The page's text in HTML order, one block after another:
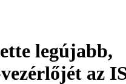
legújabb,
az